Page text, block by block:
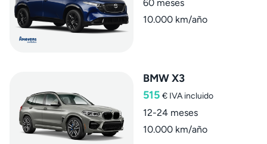
60 meses
10.000 km/año
BMW X3
515 € IVA incluido
12-24 meses
10.000 km/año